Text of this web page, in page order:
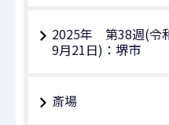
2025年 第38週(令
9月21日)：堺市
斎場